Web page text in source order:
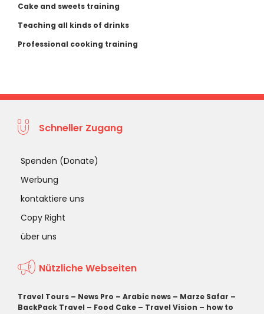
Cake and sweets training
Teaching all kinds of drinks
Professional cooking training
Schneller Zugang
Spenden (Donate)
Werbung
kontaktiere uns
Copy Right
über uns
Nützliche Webseiten
Travel Tours – News Pro – Arabic news – Marze Safar –
BackPack Travel – Food Cake – Travel Vision – how to